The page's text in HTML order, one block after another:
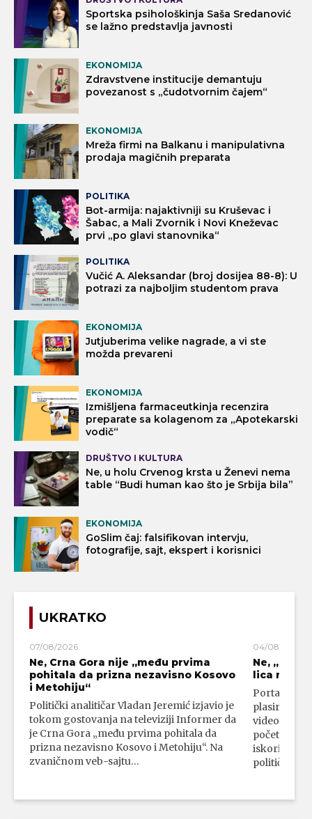
Sportska psihološkinja Saša Sredanović
se lažno predstavlja javnosti
EKONOMIJA
Zdravstvene institucije demantuju
povezanost s „čudotvornim čajem“
EKONOMIJA
Mreža firmi na Balkanu i manipulativna
prodaja magičnih preparata
POLITIKA
Bot-armija: najaktivniji su Kruševac i
Šabac, a Mali Zvornik i Novi Kneževac
prvi „po glavi stanovnika“
POLITIKA
Vučić A. Aleksandar (broj dosijea 88-8): U
potrazi za najboljim studentom prava
EKONOMIJA
Jutjuberima velike nagrade, a vi ste
možda prevareni
EKONOMIJA
Izmišljena farmaceutkinja recenzira
preparate sa kolagenom za „Apotekarski
vodič“
DRUŠTVO I KULTURA
Ne, u holu Crvenog krsta u Ženevi nema
table “Budi human kao što je Srbija bila”
EKONOMIJA
GoSlim čaj: falsifikovan intervju,
fotografije, sajt, ekspert i korisnici
UKRATKO
07/08/2026
Ne, Crna Gora nije „među prvima
pohitala da prizna nezavisno Kosovo
i Metohiju“
Politički analitičar Vladan Jeremić izjavio je
tokom gostovanja na televiziji Informer da
je Crna Gora „među prvima pohitala da
prizna nezavisno Kosovo i Metohiju“. Na
zvaničnom veb-sajtu…
04/08/2026
Ne,
lica
Portal 24
plasirali su
video-
početka
iskorišćava
političkim